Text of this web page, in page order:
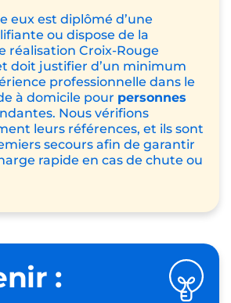
eux est diplômé d’une
ou dispose de la
réalisation Croix-Rouge
doit justifier d’un minimum
professionnelle dans le
à domicile pour personnes
Nous vérifions
leurs références, et ils sont
secours afin de garantir
rapide en cas de chute ou
: